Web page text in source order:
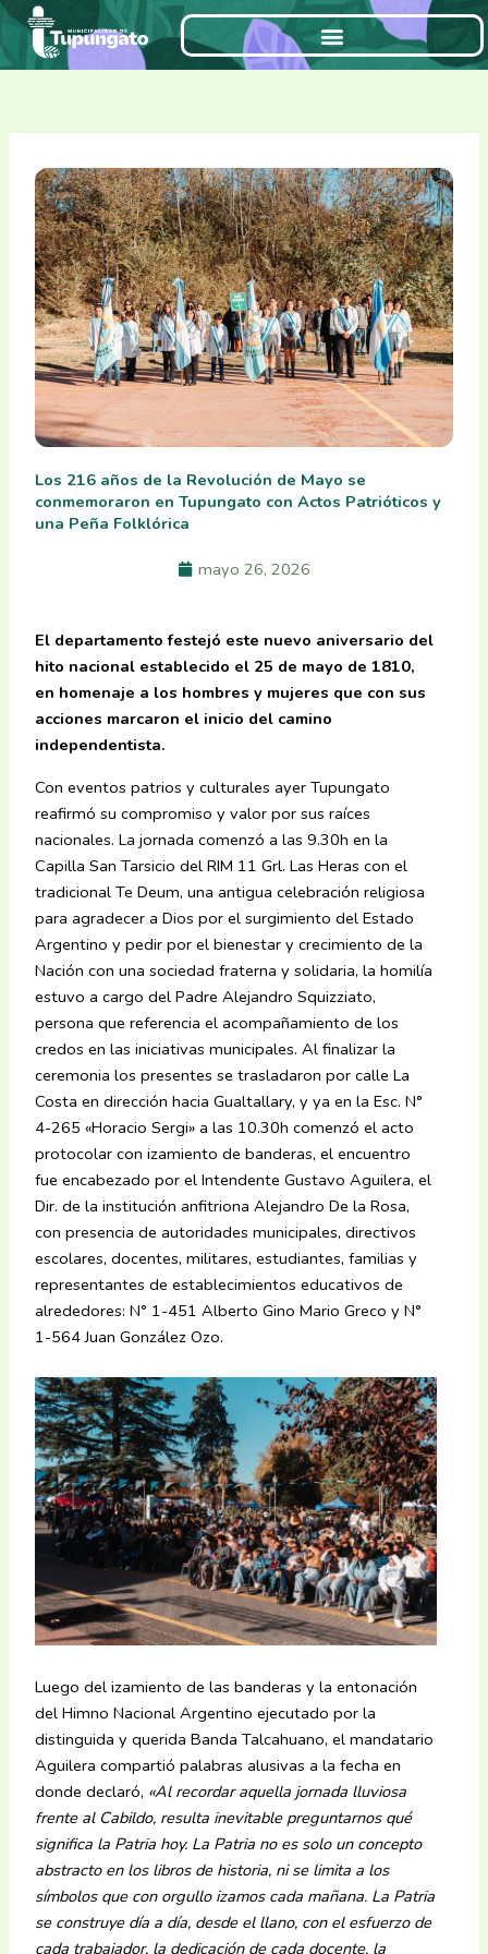
Ir
contenido
Los 216 años de la Revolución de Mayo se
conmemoraron en Tupungato con Actos Patrióticos y
una Peña Folklórica
mayo 26, 2026
El departamento festejó este nuevo aniversario del
hito nacional establecido el 25 de mayo de 1810,
en homenaje a los hombres y mujeres que con sus
acciones marcaron el inicio del camino
independentista.
Con eventos patrios y culturales ayer Tupungato
reafirmó su compromiso y valor por sus raíces
nacionales. La jornada comenzó a las 9.30h en la
Capilla San Tarsicio del RIM 11 Grl. Las Heras con el
tradicional Te Deum, una antigua celebración religiosa
para agradecer a Dios por el surgimiento del Estado
Argentino y pedir por el bienestar y crecimiento de la
Nación con una sociedad fraterna y solidaria, la homilía
estuvo a cargo del Padre Alejandro Squizziato,
persona que referencia el acompañamiento de los
credos en las iniciativas municipales. Al finalizar la
ceremonia los presentes se trasladaron por calle La
Costa en dirección hacia Gualtallary, y ya en la Esc. N°
4-265 «Horacio Sergi» a las 10.30h comenzó el acto
protocolar con izamiento de banderas, el encuentro
fue encabezado por el Intendente Gustavo Aguilera, el
Dir. de la institución anfitriona Alejandro De la Rosa,
con presencia de autoridades municipales, directivos
escolares, docentes, militares, estudiantes, familias y
representantes de establecimientos educativos de
alrededores: N° 1-451 Alberto Gino Mario Greco y N°
1-564 Juan González Ozo.
Luego del izamiento de las banderas y la entonación
del Himno Nacional Argentino ejecutado por la
distinguida y querida Banda Talcahuano, el mandatario
Aguilera compartió palabras alusivas a la fecha en
donde declaró, «Al recordar aquella jornada lluviosa
frente al Cabildo, resulta inevitable preguntarnos qué
significa la Patria hoy. La Patria no es solo un concepto
abstracto en los libros de historia, ni se limita a los
símbolos que con orgullo izamos cada mañana. La Patria
se construye día a día, desde el llano, con el esfuerzo de
cada trabajador, la dedicación de cada docente, la